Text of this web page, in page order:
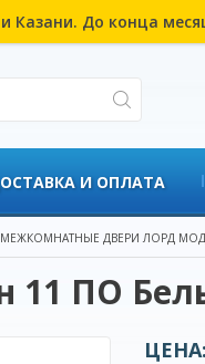
Казани. До конца
И ОПЛАТА
МЕЖКОМНАТНЫЕ ДВЕРИ ЛОРД
11 ПО
ЦЕНА: